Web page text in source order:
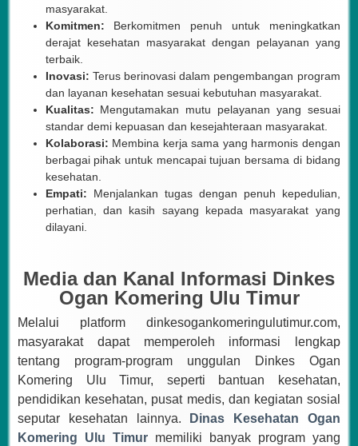
masyarakat.
Komitmen: Berkomitmen penuh untuk meningkatkan
derajat kesehatan masyarakat dengan pelayanan yang
terbaik.
Inovasi: Terus berinovasi dalam pengembangan program
dan layanan kesehatan sesuai kebutuhan masyarakat.
Kualitas: Mengutamakan mutu pelayanan yang sesuai
standar demi kepuasan dan kesejahteraan masyarakat.
Kolaborasi: Membina kerja sama yang harmonis dengan
berbagai pihak untuk mencapai tujuan bersama di bidang
kesehatan.
Empati: Menjalankan tugas dengan penuh kepedulian,
perhatian, dan kasih sayang kepada masyarakat yang
dilayani.
Media dan Kanal Informasi Dinkes
Ogan Komering Ulu Timur
Melalui platform dinkesogankomeringulutimur.com,
masyarakat dapat memperoleh informasi lengkap
tentang program-program unggulan Dinkes Ogan
Komering Ulu Timur, seperti bantuan kesehatan,
pendidikan kesehatan, pusat medis, dan kegiatan sosial
seputar kesehatan lainnya.
Dinas Kesehatan Ogan
Komering Ulu Timur memiliki banyak program yang